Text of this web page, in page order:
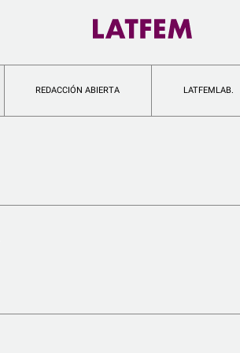
REDACCIÓN ABIERTA LATFEMLAB.